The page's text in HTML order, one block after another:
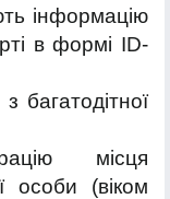
інформацію
в формі ІD-
багатодітної
місця
особи (віком